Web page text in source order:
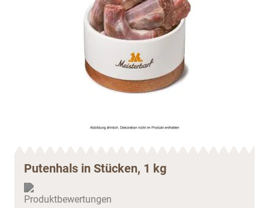
Putenhals in Stücken, 1 kg